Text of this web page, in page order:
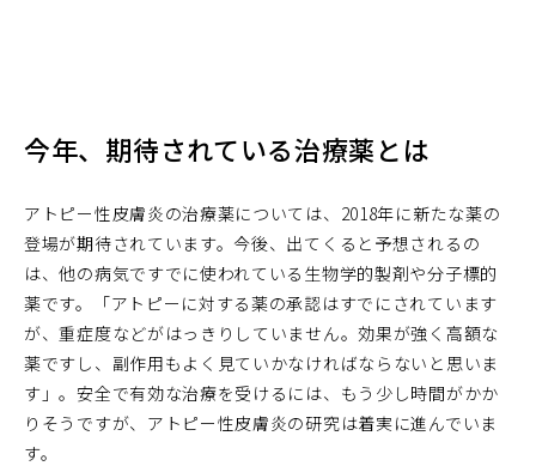
今年、期待されている治療薬とは
アトピー性皮膚炎の治療薬については、2018年に新たな薬の
登場が期待されています。今後、出てくると予想されるの
は、他の病気ですでに使われている生物学的製剤や分子標的
薬です。「アトピーに対する薬の承認はすでにされています
が、重症度などがはっきりしていません。効果が強く高額な
薬ですし、副作用もよく見ていかなければならないと思いま
す」。安全で有効な治療を受けるには、もう少し時間がかか
りそうですが、アトピー性皮膚炎の研究は着実に進んでいま
す。